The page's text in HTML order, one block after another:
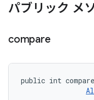
パブリック メ
compare
public int